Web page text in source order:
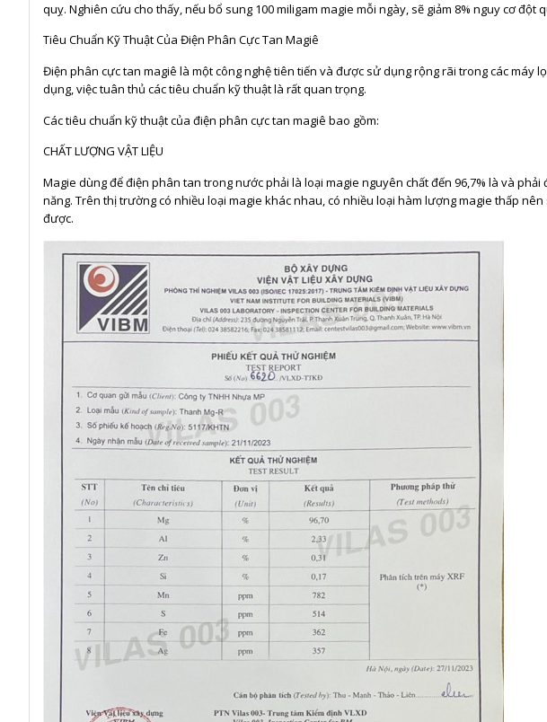
quỵ. Nghiên cứu cho thấy, nếu bổ sung 100 miligam magie mỗi ngày, sẽ giảm 8% nguy cơ đột
Tiêu Chuẩn Kỹ Thuật Của Điện Phân Cực Tan Magiê
Điện phân cực tan magiê là một công nghệ tiên tiến và được sử dụng rộng rãi trong các máy
dụng, việc tuân thủ các tiêu chuẩn kỹ thuật là rất quan trọng.
Các tiêu chuẩn kỹ thuật của điện phân cực tan magiê bao gồm:
CHẤT LƯỢNG VẬT LIỆU
Magie dùng để điện phân tan trong nước phải là loại magie nguyên chất đến 96,7% là và
năng. Trên thị trường có nhiều loại magie khác nhau, có nhiều loại hàm lượng magie thấp
được.